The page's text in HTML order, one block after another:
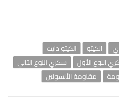
الكيتو
الكيتو دايت
النوع الأول
سكري النوع الثاني
مقاومة الأنسولين